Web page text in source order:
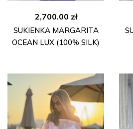
2,700.00 zł
SUKIENKA MARGARITA
OCEAN LUX (100% SILK)